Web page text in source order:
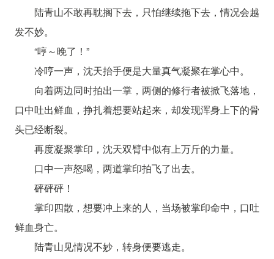
陆青山不敢再耽搁下去，只怕继续拖下去，情况会越
发不妙。
“哼～晚了！”
冷哼一声，沈天抬手便是大量真气凝聚在掌心中。
向着两边同时拍出一掌，两侧的修行者被掀飞落地，
口中吐出鲜血，挣扎着想要站起来，却发现浑身上下的骨
头已经断裂。
再度凝聚掌印，沈天双臂中似有上万斤的力量。
口中一声怒喝，两道掌印拍飞了出去。
砰砰砰！
掌印四散，想要冲上来的人，当场被掌印命中，口吐
鲜血身亡。
陆青山见情况不妙，转身便要逃走。